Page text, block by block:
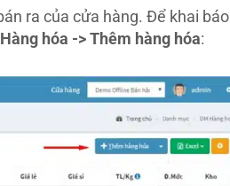
ra của cửa hàng. Để khai báo
hóa -> Thêm hàng hóa: